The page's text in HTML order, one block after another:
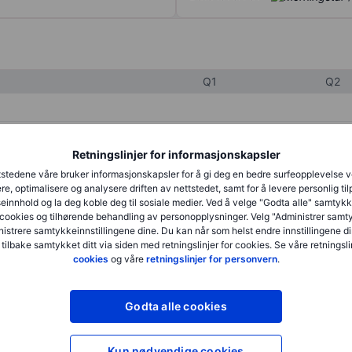
Retningslinjer for informasjonskapsler
våre bruker informasjonskapsler for å gi deg en bedre surfeopplevelse
optimalisere og analysere driften av nettstedet, samt for å levere personlig
og la deg koble deg til sosiale medier. Ved å velge "Godta alle"
og tilhørende behandling av personopplysninger. Velg "Administrer
samtykkeinnstillingene dine. Du kan når som helst endre innstillingene
samtykket ditt via siden med retningslinjer for cookies. Se våre
cookies og våre retningslinjer for personvern.
Godta alle cookies
Q1 Q2
XXXXXXX
XXXXXXX XXXXXXX
XXXXXXX XXXXXXX
XXXXXXX